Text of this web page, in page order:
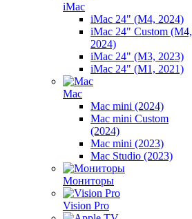
iMac
iMac 24" (M4, 2024)
iMac 24" Custom (M4,
2024)
iMac 24" (M3, 2023)
iMac 24" (M1, 2021)
Mac
Mac mini (2024)
Mac mini Custom
(2024)
Mac mini (2023)
Mac Studio (2023)
Мониторы
Vision Pro